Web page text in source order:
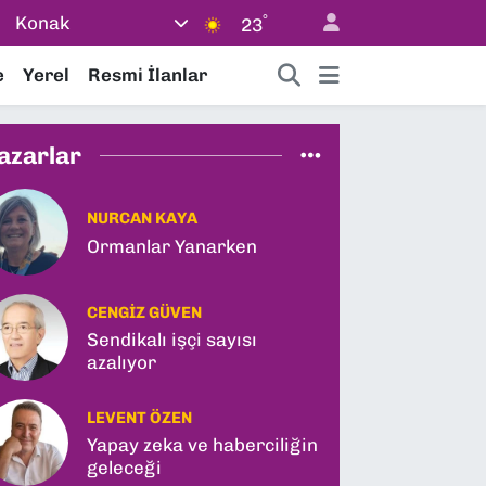
Konak 23°
Yerel Resmi İlanlar
NURCAN KAYA
Ormanlar Yanarken
CENGIZ GÜVEN
Sendikalı işçi sayısı
azalıyor
LEVENT ÖZEN
Yapay zeka ve haberciliğin
geleceği